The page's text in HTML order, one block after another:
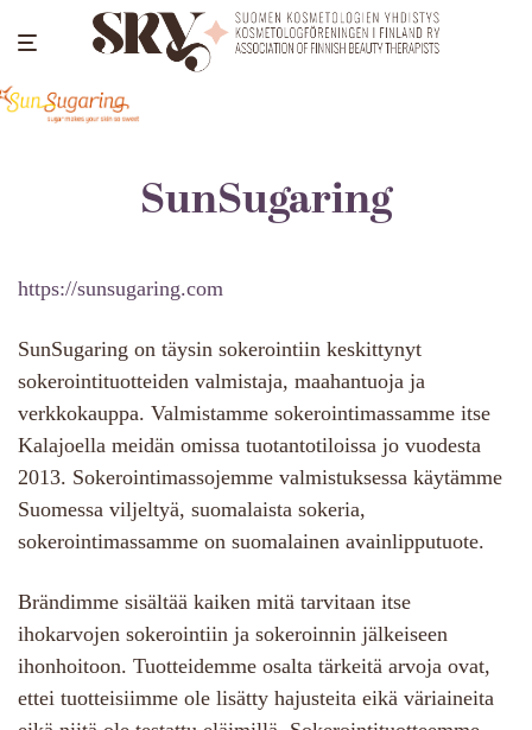
SunSugaring
https://sunsugaring.com
SunSugaring on täysin sokerointiin keskittynyt
sokerointituotteiden valmistaja, maahantuoja ja
verkkokauppa. Valmistamme sokerointimassamme itse
Kalajoella meidän omissa tuotantotiloissa jo vuodesta
2013. Sokerointimassojemme valmistuksessa käytämme
Suomessa viljeltyä, suomalaista sokeria,
sokerointimassamme on suomalainen avainlipputuote.
Brändimme sisältää kaiken mitä tarvitaan itse
ihokarvojen sokerointiin ja sokeroinnin jälkeiseen
ihonhoitoon. Tuotteidemme osalta tärkeitä arvoja ovat,
ettei tuotteisiimme ole lisätty hajusteita eikä väriaineita